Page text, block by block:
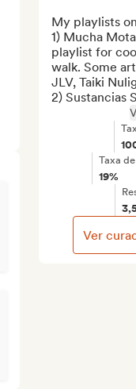
My playlists
1) Mucha
playlist for
walk. Some
JLV, Taiki
2) Sustancias
Taxa
19%
Ver